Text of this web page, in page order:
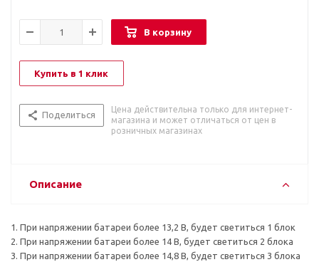
В корзину
Купить в 1 клик
Поделиться
Цена действительна только для интернет-
магазина и может отличаться от цен в
розничных магазинах
Описание
1. При напряжении батареи более 13,2 В, будет светиться 1 блок
2. При напряжении батареи более 14 В, будет светиться 2 блока
3. При напряжении батареи более 14,8 В, будет светиться 3 блока